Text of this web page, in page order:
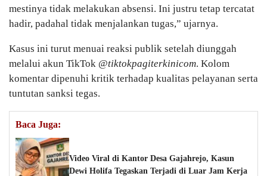
mestinya tidak melakukan absensi. Ini justru tetap tercatat
hadir, padahal tidak menjalankan tugas,” ujarnya.
Kasus ini turut menuai reaksi publik setelah diunggah
melalui akun TikTok @tiktokpagiterkinicom. Kolom
komentar dipenuhi kritik terhadap kualitas pelayanan serta
tuntutan sanksi tegas.
Baca Juga:
Video Viral di Kantor Desa Gajahrejo, Kasun
Dewi Holifa Tegaskan Terjadi di Luar Jam Kerja